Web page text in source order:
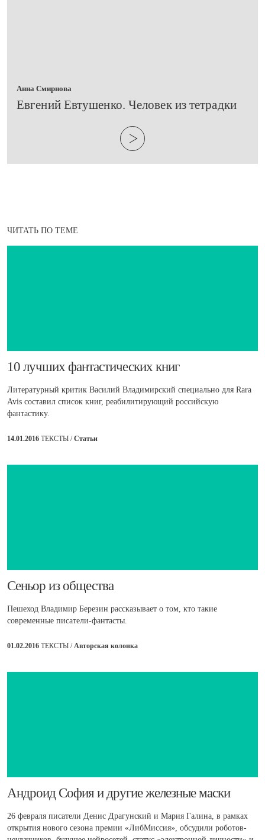
Анна Смирнова
Евгений Евтушенко. Человек из тетрадки
ЧИТАТЬ ПО ТЕМЕ
​10 лучших фантастических книг
Литературный критик Василий Владимирский специально для Rara
Avis составил список книг, реабилитирующий российскую
фантастику.
14.01.2016 ТЕКСТЫ /Статьи
Сеньор из общества
Пешеход Владимир Березин рассказывает о том, кто такие
современные писатели-фантасты.
01.02.2016 ТЕКСТЫ / Авторская колонка
​Андроид София и другие железные маски
26 февраля писатели Денис Драгунский и Мария Галина, в рамках
открытия нового сезона премии «ЛибМиссия», обсудили роботов-